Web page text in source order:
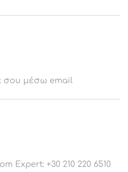
σου μέσω email
Expert: +30 210 220 6510